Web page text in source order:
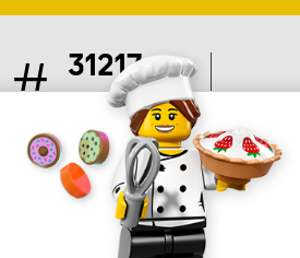
31217
Artikel
LEGO®